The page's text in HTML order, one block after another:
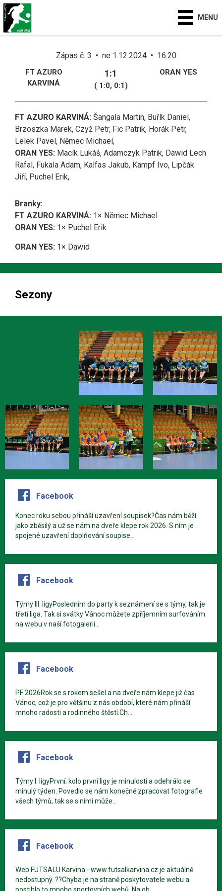
MENU
Zápas č. 3 • ne 1.12.2024 • 16:20
FT AZURO
KARVINÁ
1:1
( 1:0, 0:1)
ORAN YES
FT AZURO KARVINÁ: Šangala Martin, Buřík Daniel,
Brzoszka Marek, Czyž Petr, Fic Patrik, Horák Petr,
Lelek Pavel, Němec Michael,
ORAN YES: Macík Lukáš, Adamczyk Patrik, Dawid Lech
Rafal, Fukala Adam, Kalfas Jakub, Kampf Ivo, Lipčák
Jiří, Puchel Erik,
Branky:
FT AZURO KARVINÁ: 1× Němec Michael
ORAN YES: 1× Puchel Erik
ORAN YES: 1× Dawid
Sezony
Facebook
Konec roku sebou přináší uzavření soupisek?Čas nám běží
jako zběsilý a už se nám na dveře klepe rok 2026. S ním je
spojené uzavření doplňování soupise...
Facebook
Týmy III. ligyPosledním do party k seznámení se s týmy, tak je
třetí liga. Tak si svátky Vánoc můžete zpříjemním surfováním
na webu v naší fotogalerii...
Facebook
PF 2026Rok se s rokem sešel a na dveře nám klepe již čas
Vánoc, což je pro většinu z nás období, které nám přináší
mnoho radosti a rodinného štěstí.Ch...
Facebook
Týmy I. ligyPrvní; kolo první ligy je minulosti a odehrálo se
minulý týden. Povedlo se nám konečně zpracovat fotografie
všech týmů, tak se s nimi může...
Facebook
Web FUTSALU Karvina - www.futsalkarvina.cz je aktuálně
nedostupný. ??Chyba je na straně poskytovatele webu a
postihlo to mnoho sportovních webů. Na ob...